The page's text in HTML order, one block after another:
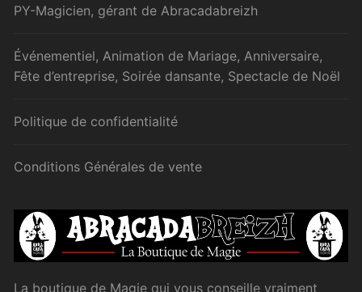
PY-Magicien, gérant de Abracadabreizh
Événementiel, Animation de Mariage, Anniversaire,
Fête d’entreprise, Soirée dansante, Spectacle de Noël
Politique de confidentialité
Conditions Générales de vente
La boutique de Magie qui vous conseille vraiment